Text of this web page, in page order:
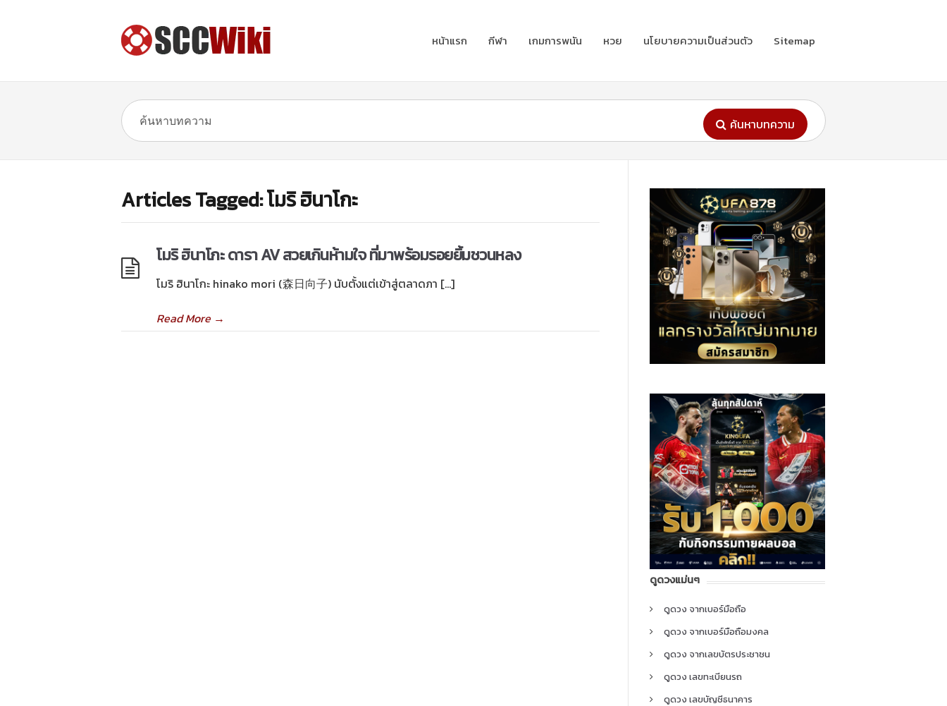
หน้าแรก กีฬา เกมการพนัน หวย นโยบายความเป็นส่วนตัว Sitemap
ค้นหาบทความ
Articles Tagged: โมริ ฮินาโกะ
โมริ ฮินาโกะ ดารา AV สวยเกินห้ามใจ ที่มาพร้อมรอยยิ้มชวนหลง
โมริ ฮินาโกะ hinako mori (森日向子) นับตั้งแต่เข้าสู่ตลาดภา […]
Read More→
ดูดวงแม่นๆ
ดูดวง จากเบอร์มือถือ
ดูดวง จากเบอร์มือถือมงคล
ดูดวง จากเลขบัตรประชาชน
ดูดวง เลขทะเบียนรถ
ดูดวง เลขบัญชีธนาคาร